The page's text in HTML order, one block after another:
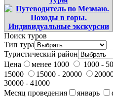
Поиск туров
Тип тура
Туристический район
Цена
менее 1000 1000 -
15000
15000 - 20000
30000 - 41000
Месяц проведения
январь